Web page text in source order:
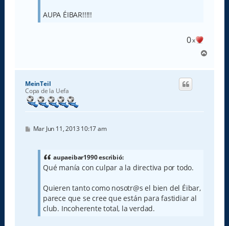
AUPA ÉIBAR!!!!!
0x
r
MeinTeil
Copa de la Uefa
M
Mar Jun 11, 2013 10:17 am
aupaeibar1990 escribió:
Qué manía con culpar a la directiva por todo.
Quieren tanto como nosotr@s el bien del Éibar,
parece que se cree que están para fastidiar al
club. Incoherente total, la verdad.